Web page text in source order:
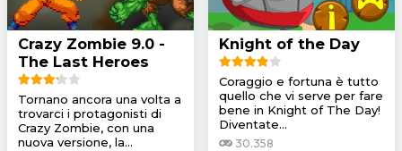
Crazy Zombie 9.0 -
The Last Heroes
Tornano ancora una volta a
trovarci i protagonisti di
Crazy Zombie, con una
nuova versione, la...
Knight of the Day
Coraggio e fortuna è tutto
quello che vi serve per fare
bene in Knight of The Day!
Diventate...
30.358